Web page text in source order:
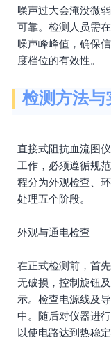
噪声过大会淹没微
可靠。检测人员需
噪声峰峰值，确保
度档位的有效性。
检测方法与
直接式阻抗血流图
工作，必须遵循规
程分为外观检查、
处理五个阶段。
外观与通电检查
在正式检测前，首
无破损，控制旋钮
示。检查电源线及
中。随后对仪器进
以使电路达到热稳